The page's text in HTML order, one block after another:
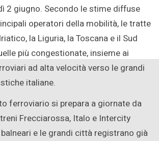
2 giugno. Secondo le stime diffuse
operatori della mobilità, le tratte
la Liguria, la Toscana e il Sud
più congestionate, insieme ai
ad alta velocità verso le grandi
italiane.
ferroviario si prepara a giornate da
Frecciarossa, Italo e Intercity
e le grandi città registrano già